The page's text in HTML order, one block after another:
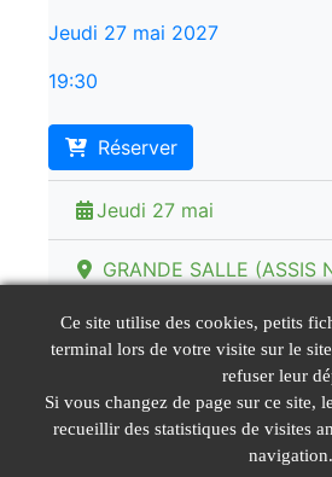
Jeudi 27 mai 2027
19:30
Réserver
Jeudi 27 mai
GRANDE SALLE (ASSIS
Tarifs de 10 € à 25 €
Ce site utilise des cookies, petits
terminal lors de votre visite sur le
refuser leur
Si vous changez de page sur ce site,
recueillir des statistiques de visites
navigation.
Mentions Légales